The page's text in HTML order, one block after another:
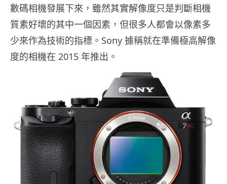
數碼相機發展下來，雖然其實解像度只是判斷相機
質素好壞的其中一個因素，但很多人都會以像素多
少來作為技術的指標。Sony 據稱就在準備極高解像
度的相機在 2015 年推出。